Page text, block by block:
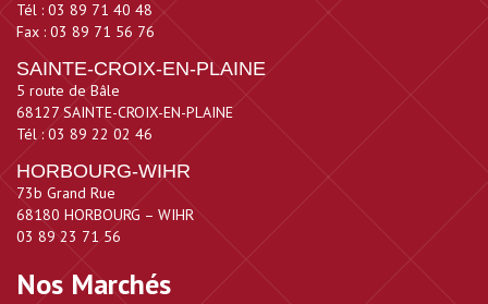
Tél : 03 89 71 40 48
Fax : 03 89 71 56 76
SAINTE-CROIX-EN-PLAINE
5 route de Bâle
68127 SAINTE-CROIX-EN-PLAINE
Tél : 03 89 22 02 46
HORBOURG-WIHR
73b Grand Rue
68180 HORBOURG – WIHR
03 89 23 71 56
Nos Marchés